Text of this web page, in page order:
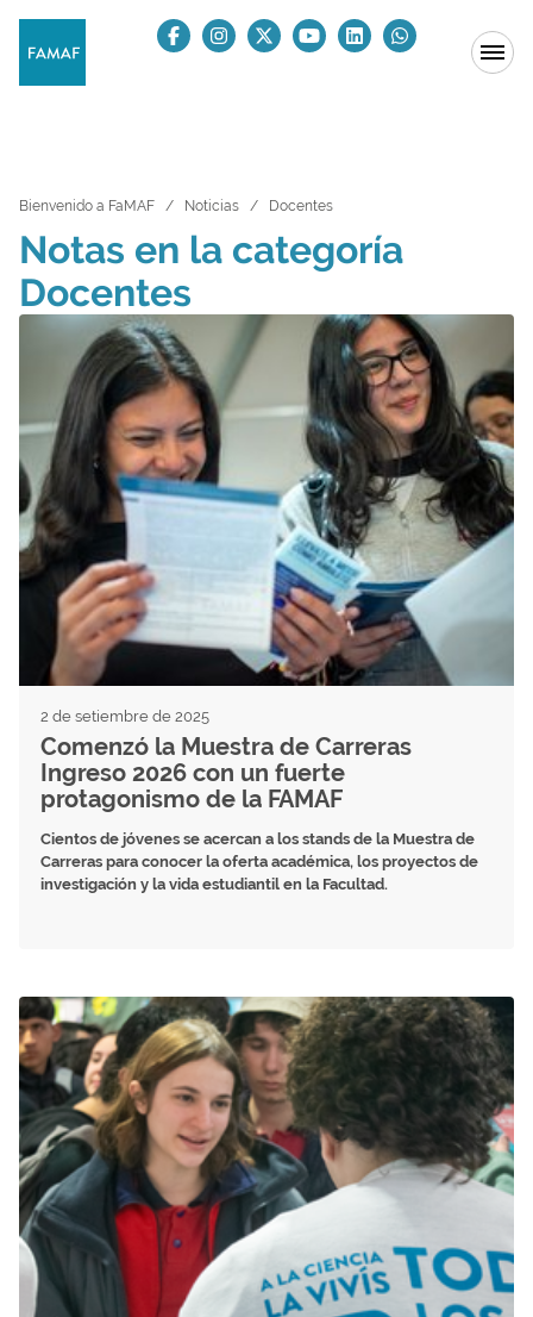
Bienvenido a FaMAF Noticias Docentes
Notas en la categoría
Docentes
2 de setiembre de 2025
Comenzó la Muestra de Carreras
Ingreso 2026 con un fuerte
protagonismo de la FAMAF
Cientos de jóvenes se acercan a los stands de la Muestra de
Carreras para conocer la oferta académica, los proyectos de
investigación y la vida estudiantil en la Facultad.